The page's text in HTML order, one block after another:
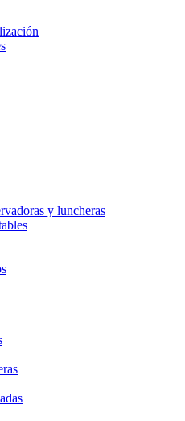
y luncheras